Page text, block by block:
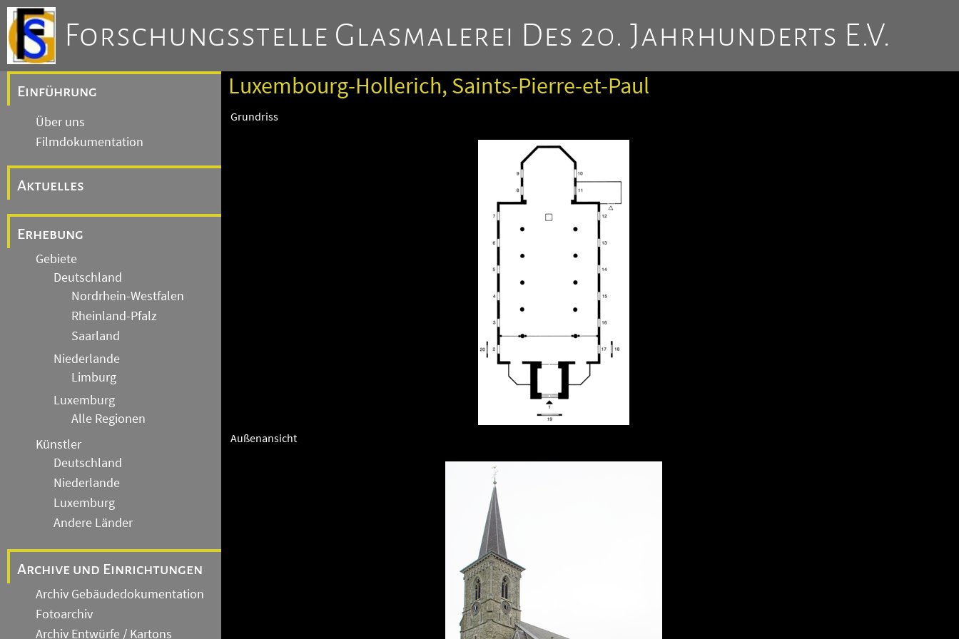
Forschungsstelle Glasmalerei Des 20. Jahrhunderts E.V.
Einführung
Über uns
Filmdokumentation
Aktuelles
Erhebung
Gebiete
Deutschland
Nordrhein-Westfalen
Rheinland-Pfalz
Saarland
Niederlande
Limburg
Luxemburg
Alle Regionen
Künstler
Deutschland
Niederlande
Luxemburg
Andere Länder
Archive und Einrichtungen
Archiv Gebäudedokumentation
Fotoarchiv
Archiv Entwürfe / Kartons
Luxembourg-Hollerich, Saints-Pierre-et-Paul
Grundriss
Außenansicht